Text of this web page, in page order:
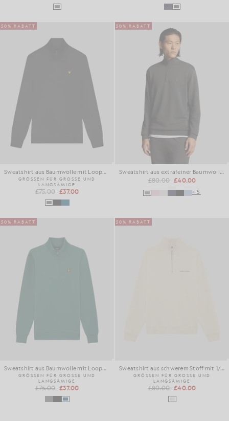
50% RABATT
Sweatshirt aus Baumwolle mit Loopback-Struktur und 1/4-Reißverschluss
GRÖSSEN FÜR GROSSE UND
LANGSÄMIGE
£75.00 £37.00
50% RABATT
Sweatshirt aus extrafeiner Baumwolle mit 1/4-Reißverschluss
£80.00 £40.00
+5
50% RABATT
Sweatshirt aus Baumwolle mit Loopback-Struktur und 1/4-Reißverschluss
GRÖSSEN FÜR GROSSE UND
LANGSÄMIGE
£75.00 £37.00
50% RABATT
Sweatshirt aus schwerem Stoff mit 1/4-Reißverschluss
GRÖSSEN FÜR GROSSE UND
LANGSÄMIGE
£80.00 £40.00